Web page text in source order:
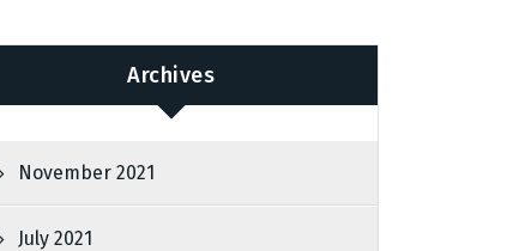
Archives
November 2021
July 2021